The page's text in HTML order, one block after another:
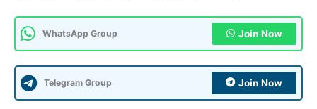
WhatsApp Group Join Now
Telegram Group Join Now